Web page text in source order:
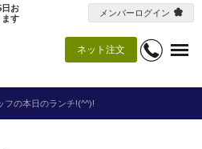
ネット注文
日お
ます
メンバーログイン
フの本日のランチ!(^^)!